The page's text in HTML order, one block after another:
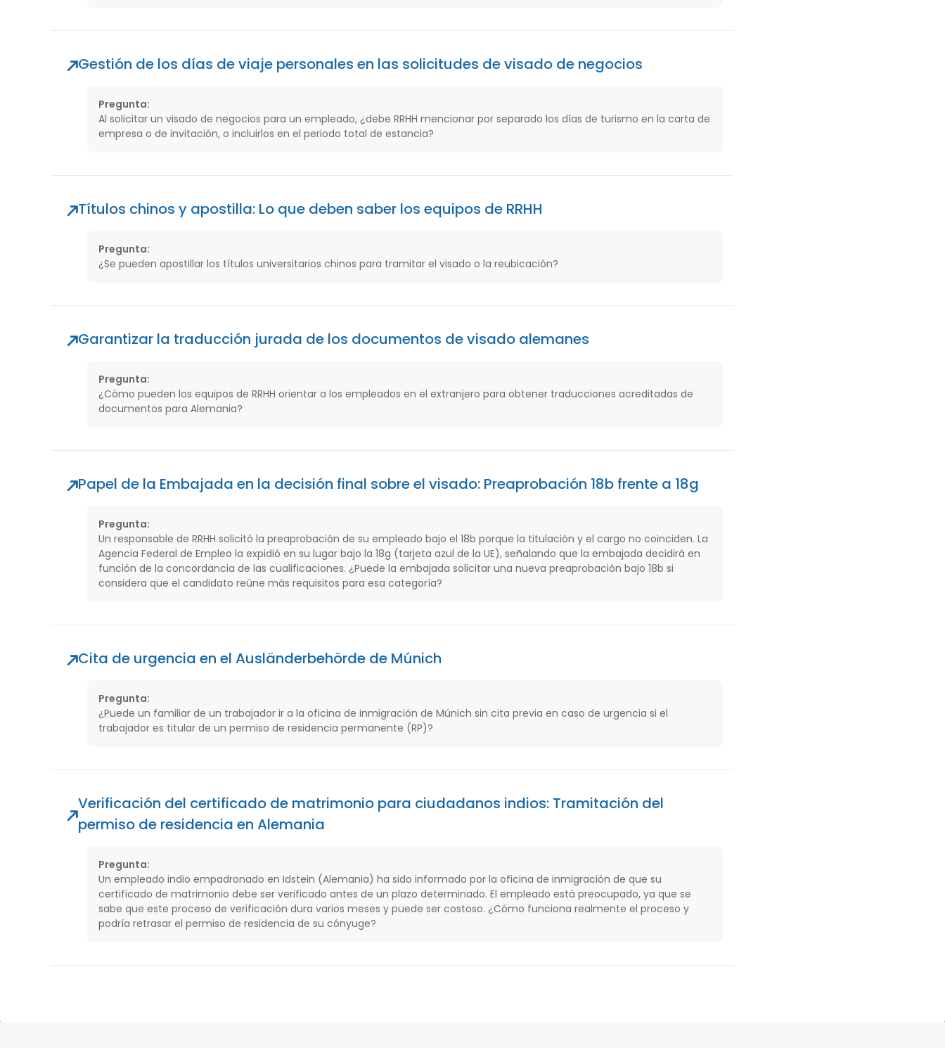
Gestión de los días de viaje personales en las solicitudes de visado de negocios
Pregunta:
Al solicitar un visado de negocios para un empleado, ¿debe RRHH mencionar por separado los días de turismo en la carta de
empresa o de invitación, o incluirlos en el periodo total de estancia?
Títulos chinos y apostilla: Lo que deben saber los equipos de RRHH
Pregunta:
¿Se pueden apostillar los títulos universitarios chinos para tramitar el visado o la reubicación?
Garantizar la traducción jurada de los documentos de visado alemanes
Pregunta:
¿Cómo pueden los equipos de RRHH orientar a los empleados en el extranjero para obtener traducciones acreditadas de
documentos para Alemania?
Papel de la Embajada en la decisión final sobre el visado: Preaprobación 18b frente a 18g
Pregunta:
Un responsable de RRHH solicitó la preaprobación de su empleado bajo el 18b porque la titulación y el cargo no coinciden. La
Agencia Federal de Empleo la expidió en su lugar bajo la 18g (tarjeta azul de la UE), señalando que la embajada decidirá en
función de la concordancia de las cualificaciones. ¿Puede la embajada solicitar una nueva preaprobación bajo 18b si
considera que el candidato reúne más requisitos para esa categoría?
Cita de urgencia en el Ausländerbehörde de Múnich
Pregunta:
¿Puede un familiar de un trabajador ir a la oficina de inmigración de Múnich sin cita previa en caso de urgencia si el
trabajador es titular de un permiso de residencia permanente (RP)?
Verificación del certificado de matrimonio para ciudadanos indios: Tramitación del
permiso de residencia en Alemania
Pregunta:
Un empleado indio empadronado en Idstein (Alemania) ha sido informado por la oficina de inmigración de que su
certificado de matrimonio debe ser verificado antes de un plazo determinado. El empleado está preocupado, ya que se
sabe que este proceso de verificación dura varios meses y puede ser costoso. ¿Cómo funciona realmente el proceso y
podría retrasar el permiso de residencia de su cónyuge?